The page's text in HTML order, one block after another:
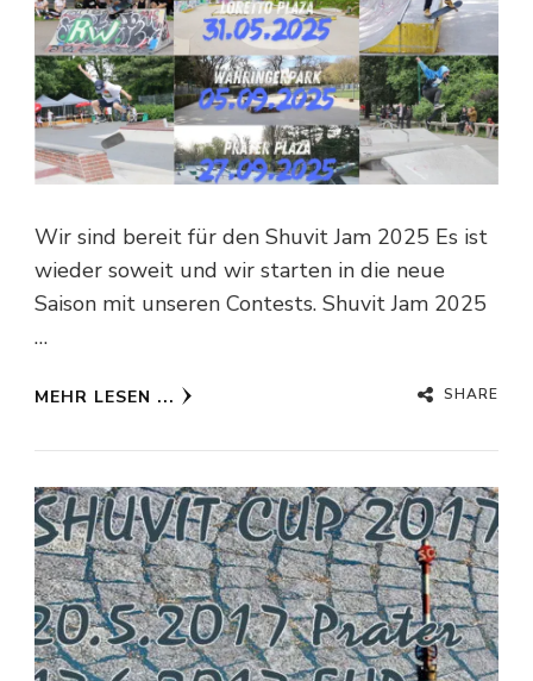
Wir sind bereit für den Shuvit Jam 2025 Es ist
wieder soweit und wir starten in die neue
Saison mit unseren Contests. Shuvit Jam 2025
…
MEHR LESEN ... SHARE